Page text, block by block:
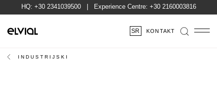
HQ: +30 2341039500| Experience Centre: +30 2160003816
SR KONTAKT
INDUSTRIJSKI